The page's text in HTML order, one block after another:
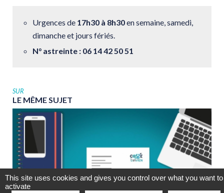
Urgences de 17h30 à 8h30en semaine, samedi,
dimanche et jours fériés.
N° astreinte : 06 14 42 50 51
SUR
LE MÊMESUJET
This site uses cookies and gives you control over what you want to
activate